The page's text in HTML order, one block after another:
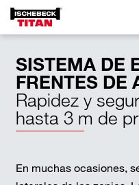
SISTEMA DE
FRENTES DE
Rapidez y
hasta 3 m de
En muchas ocasiones,